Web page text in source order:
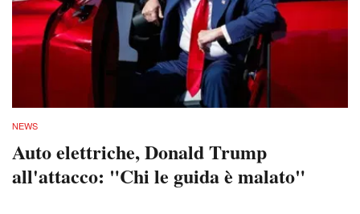
NEWS
Auto elettriche, Donald Trump
all'attacco: "Chi le guida è malato"